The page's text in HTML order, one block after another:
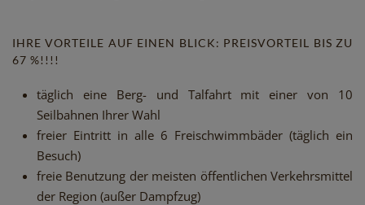
IHRE VORTEILE AUF EINEN BLICK: PREISVORTEIL BIS ZU
67 %!!!!
täglich eine Berg- und Talfahrt mit einer von 10
Seilbahnen Ihrer Wahl
freier Eintritt in alle 6 Freischwimmbäder (täglich ein
Besuch)
freie Benutzung der meisten öffentlichen Verkehrsmittel
der Region (außer Dampfzug)